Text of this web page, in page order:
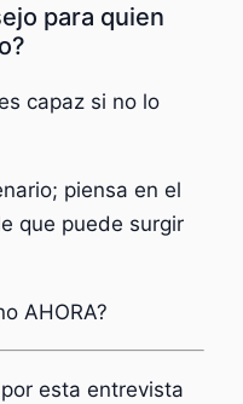
para quien
capaz si no lo
piensa en el
que puede surgir
AHORA?
esta entrevista